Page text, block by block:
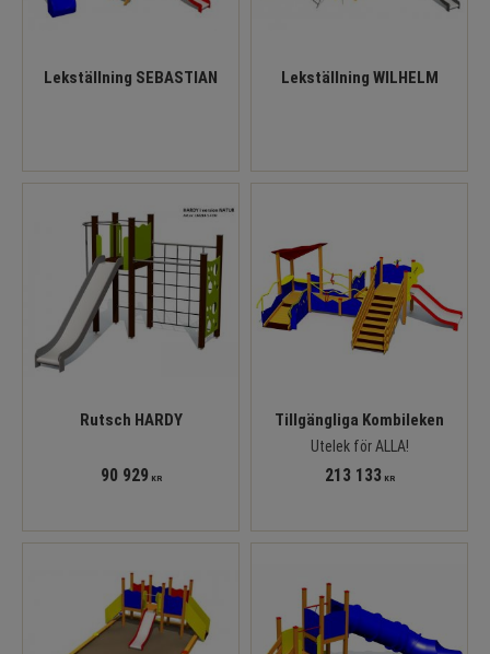
Lekställning SEBASTIAN Lekställning WILHELM
Rutsch HARDY
90 929 KR
Tillgängliga Kombileken
Utelek för ALLA!
213 133 KR